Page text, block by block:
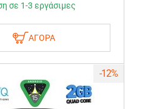
σε 1-3 εργάσιμες
ΑΓΟΡΑ
-12%